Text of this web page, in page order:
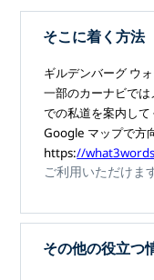
そこに着く方法
ギルデンバーグ ウ
一部のカーナビで
での私道を案内し
Google マップで方
https://
ご利用いただけま
その他の役立つ